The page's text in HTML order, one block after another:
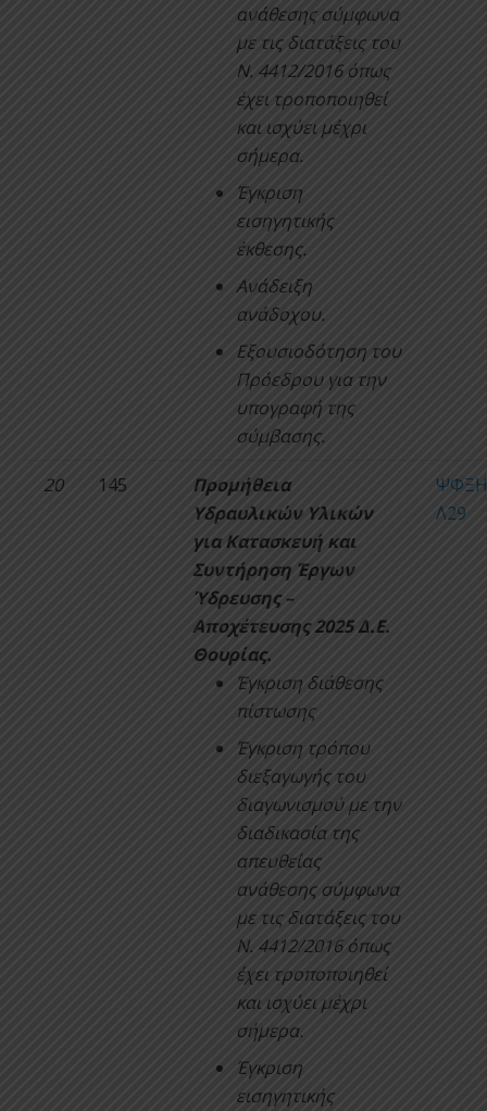
ανάθεσης σύμφωνα
με τις διατάξεις του
Ν. 4412/2016 όπως
έχει τροποποιηθεί
και ισχύει μέχρι
σήμερα.
Έγκριση
εισηγητικής
έκθεσης.
Ανάδειξη
ανάδοχου.
Εξουσιοδότηση του
Πρόεδρου για την
υπογραφή της
σύμβασης.
20 145
Προμήθεια
Υδραυλικών Υλικών
για Κατασκευή και
Συντήρηση Έργων
Ύδρευσης –
Αποχέτευσης 2025 Δ.Ε.
Θουρίας.
Έγκριση διάθεσης
πίστωσης
Έγκριση τρόπου
διεξαγωγής του
διαγωνισμού με την
διαδικασία της
απευθείας
ανάθεσης σύμφωνα
με τις διατάξεις του
Ν. 4412/2016 όπως
έχει τροποποιηθεί
και ισχύει μέχρι
σήμερα.
Έγκριση
εισηγητικής
Λ29